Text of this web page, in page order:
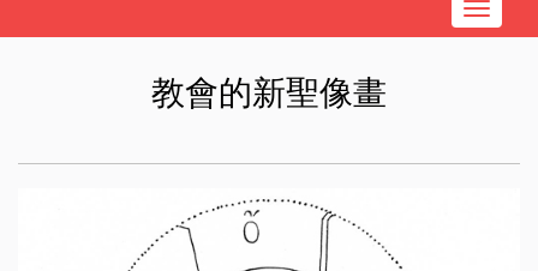
Toggle
教會的新聖像畫